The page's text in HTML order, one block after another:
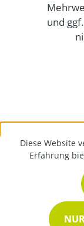
und
Diese Website
Erfahrung